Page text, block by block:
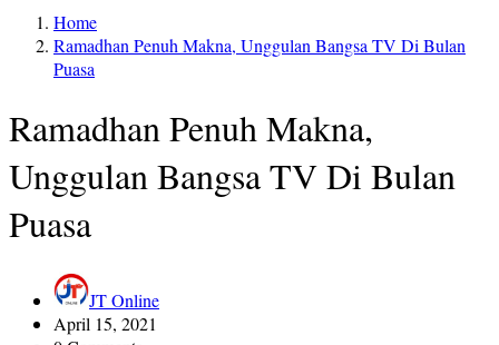
Home
Ramadhan Penuh Makna, Unggulan Bangsa TV Di Bulan
Puasa
Ramadhan Penuh Makna,
Unggulan Bangsa TV Di Bulan
Puasa
JT Online
April 15, 2021